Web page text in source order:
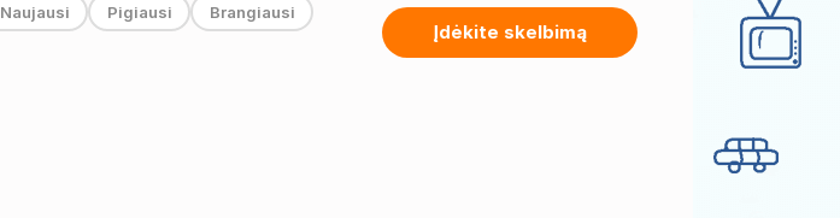
Naujausi Pigiausi Brangiausi
Įdėkite skelbimą